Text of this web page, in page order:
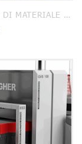
ISPEZIONE DI MATERIALE IN CONTINUO